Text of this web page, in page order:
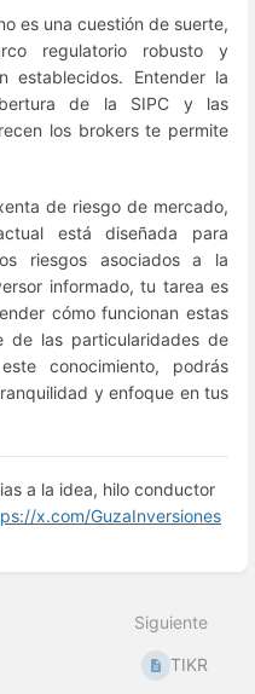
es una cuestión de suerte,
regulatorio robusto y
establecidos. Entender la
de la SIPC y las
los brokers te permite
de riesgo de mercado,
está diseñada para
riesgos asociados a la
informado, tu tarea es
cómo funcionan estas
de las particularidades de
conocimiento, podrás
y enfoque en tus
a la idea, hilo conductor
x.com/GuzaInversiones
Siguiente
TIKR